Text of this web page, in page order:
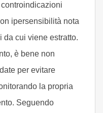
ipersensibilità nota
da cui viene estratto.
è bene non
per evitare
la propria
Seguendo